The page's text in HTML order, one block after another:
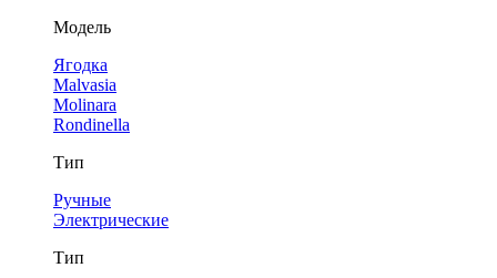
Модель
Ягодка
Malvasia
Molinara
Rondinella
Тип
Ручные
Электрические
Тип